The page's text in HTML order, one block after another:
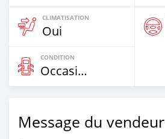
CLIMATISATION
Oui
CONDITION
Occasion
Message du vendeur